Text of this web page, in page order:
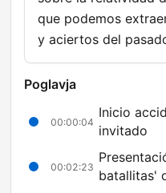
que podemos
y aciertos del
Poglavja
00:00:04
Inicio
invitado
00:02:23
batallitas'